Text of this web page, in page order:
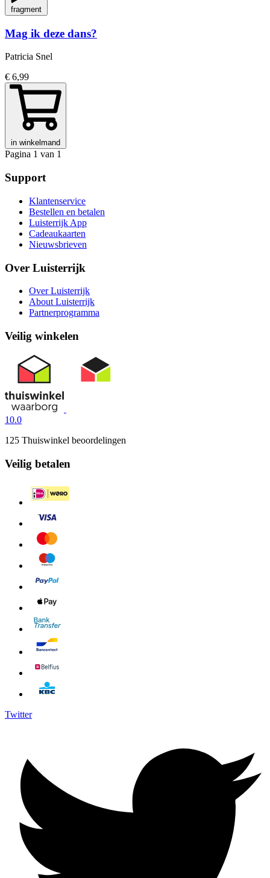
fragment
Mag ik deze dans?
Patricia Snel
€ 6,99
in winkelmand
Pagina 1 van 1
Support
Klantenservice
Bestellen en betalen
Luisterrijk App
Cadeaukaarten
Nieuwsbrieven
Over Luisterrijk
Over Luisterrijk
About Luisterrijk
Partnerprogramma
Veilig winkelen
10.0
125 Thuiswinkel beoordelingen
Veilig betalen
Twitter